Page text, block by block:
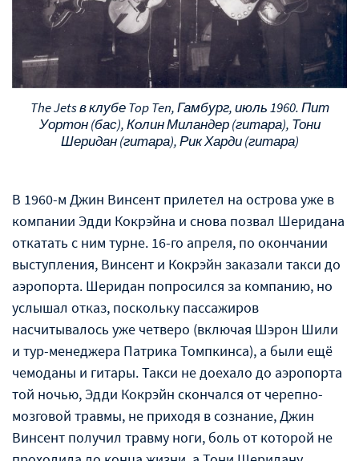
The Jets в клубе Top Ten, Гамбург, июль 1960. Пит
Уортон (бас), Колин Миландер (гитара), Тони
Шеридан (гитара), Рик Харди (гитара)
В 1960-м Джин Винсент прилетел на острова уже в
компании Эдди Кокрэйна и снова позвал Шеридана
откатать с ним турне. 16-го апреля, по окончании
выступления, Винсент и Кокрэйн заказали такси до
аэропорта. Шеридан попросился за компанию, но
услышал отказ, поскольку пассажиров
насчитывалось уже четверо (включая Шэрон Шили
и тур-менеджера Патрика Томпкинса), а были ещë
чемоданы и гитары. Такси не доехало до аэропорта
той ночью, Эдди Кокрэйн скончался от черепно-
мозговой травмы, не приходя в сознание, Джин
Винсент получил травму ноги, боль от которой не